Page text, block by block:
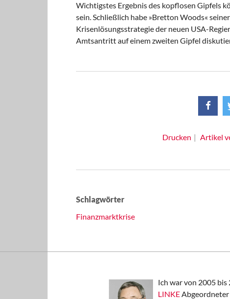
Wichtigstes Ergebnis des kopflosen Gipfels
sein. Schließlich habe »Bretton Woods«
Krisenlösungsstrategie der neuen USA-
Amtsantritt auf einem zweiten Gipfel
Drucken Artikel
Schlagwörter
Finanzmarktkrise
Ich war von 2005 bis
LINKE